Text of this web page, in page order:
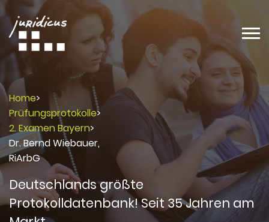
Home>
Prüfungsprotokolle>
2. Examen Bayern>
Dr. Bernd Wiebauer,
RiArbG
Deutschlands größte
Protokolldatenbank! Seit 35 Jahren am